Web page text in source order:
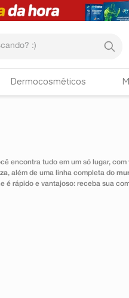
Dermocosméticos
encontra tudo em um só lugar,
, além de uma linha completa do
rápido e vantajoso: receba sua